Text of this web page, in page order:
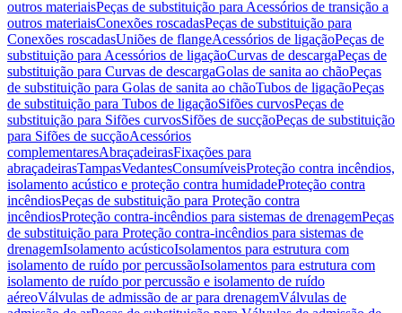
outros materiaisPeças de substituição para Acessórios de transição a
outros materiaisConexões roscadasPeças de substituição para
Conexões roscadasUniões de flangeAcessórios de ligaçãoPeças de
substituição para Acessórios de ligaçãoCurvas de descargaPeças de
substituição para Curvas de descargaGolas de sanita ao chãoPeças
de substituição para Golas de sanita ao chãoTubos de ligaçãoPeças
de substituição para Tubos de ligaçãoSifões curvosPeças de
substituição para Sifões curvosSifões de sucçãoPeças de substituição
para Sifões de sucçãoAcessórios
complementaresAbraçadeirasFixações para
abraçadeirasTampasVedantesConsumíveisProteção contra incêndios,
isolamento acústico e proteção contra humidadeProteção contra
incêndiosPeças de substituição para Proteção contra
incêndiosProteção contra-incêndios para sistemas de drenagemPeças
de substituição para Proteção contra-incêndios para sistemas de
drenagemIsolamento acústicoIsolamentos para estrutura com
isolamento de ruído por percussãoIsolamentos para estrutura com
isolamento de ruído por percussão e isolamento de ruído
aéreoVálvulas de admissão de ar para drenagemVálvulas de